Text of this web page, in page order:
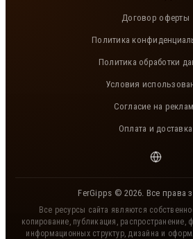
Договор оферты
Политика
Политика обработки
Условия
Согласие на
Оплата и доставка
FerGipps © 2026. Все права
Все ресурсы сайта являются
копирование, публикация, распространение,
информационных структур, дизайна и